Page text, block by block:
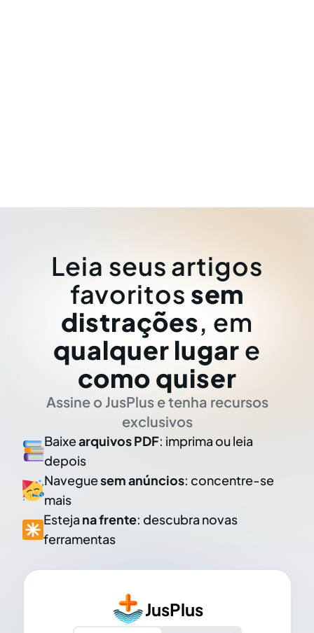
Leia seus artigos
favoritos sem
distrações, em
qualquer lugar e
como quiser
Assine o JusPlus e tenha recursos
exclusivos
Baixearquivos PDF: imprima ou leia
depois
Naveguesem anúncios: concentre-se
mais
Esteja na frente: descubra novas
ferramentas
JusPlus